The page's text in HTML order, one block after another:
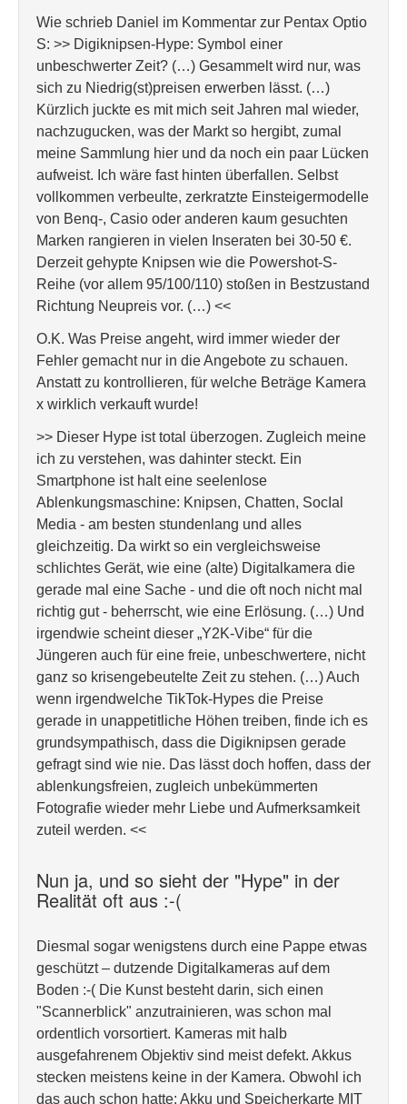
Wie schrieb Daniel im Kommentar zur Pentax Optio
S: >> Digiknipsen-Hype: Symbol einer
unbeschwerter Zeit? (…) Gesammelt wird nur, was
sich zu Niedrig(st)preisen erwerben lässt. (…)
Kürzlich juckte es mit mich seit Jahren mal wieder,
nachzugucken, was der Markt so hergibt, zumal
meine Sammlung hier und da noch ein paar Lücken
aufweist. Ich wäre fast hinten überfallen. Selbst
vollkommen verbeulte, zerkratzte Einsteigermodelle
von Benq-, Casio oder anderen kaum gesuchten
Marken rangieren in vielen Inseraten bei 30-50 €.
Derzeit gehypte Knipsen wie die Powershot-S-
Reihe (vor allem 95/100/110) stoßen in Bestzustand
Richtung Neupreis vor. (…) <<
O.K. Was Preise angeht, wird immer wieder der
Fehler gemacht nur in die Angebote zu schauen.
Anstatt zu kontrollieren, für welche Beträge Kamera
x wirklich verkauft wurde!
>> Dieser Hype ist total überzogen. Zugleich meine
ich zu verstehen, was dahinter steckt. Ein
Smartphone ist halt eine seelenlose
Ablenkungsmaschine: Knipsen, Chatten, SocIal
Media - am besten stundenlang und alles
gleichzeitig. Da wirkt so ein vergleichsweise
schlichtes Gerät, wie eine (alte) Digitalkamera die
gerade mal eine Sache - und die oft noch nicht mal
richtig gut - beherrscht, wie eine Erlösung. (…) Und
irgendwie scheint dieser „Y2K-Vibe“ für die
Jüngeren auch für eine freie, unbeschwertere, nicht
ganz so krisengebeutelte Zeit zu stehen. (…) Auch
wenn irgendwelche TikTok-Hypes die Preise
gerade in unappetitliche Höhen treiben, finde ich es
grundsympathisch, dass die Digiknipsen gerade
gefragt sind wie nie. Das lässt doch hoffen, dass der
ablenkungsfreien, zugleich unbekümmerten
Fotografie wieder mehr Liebe und Aufmerksamkeit
zuteil werden. <<
Nun ja, und so sieht der "Hype" in der
Realität oft aus :-(
Diesmal sogar wenigstens durch eine Pappe etwas
geschützt – dutzende Digitalkameras auf dem
Boden :-( Die Kunst besteht darin, sich einen
"Scannerblick" anzutrainieren, was schon mal
ordentlich vorsortiert. Kameras mit halb
ausgefahrenem Objektiv sind meist defekt. Akkus
stecken meistens keine in der Kamera. Obwohl ich
das auch schon hatte: Akku und Speicherkarte MIT